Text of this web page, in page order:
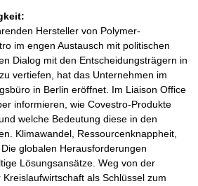
Hersteller von Polymer-
im engen Austausch mit politischen
Dialog mit den Entscheidungsträgern in
vertiefen, hat das Unternehmen im
in Berlin eröffnet. Im Liaison Office
informieren, wie Covestro-Produkte
welche Bedeutung diese in den
Klimawandel, Ressourcenknappheit,
globalen Herausforderungen
Lösungsansätze. Weg von der
als Schlüssel zum